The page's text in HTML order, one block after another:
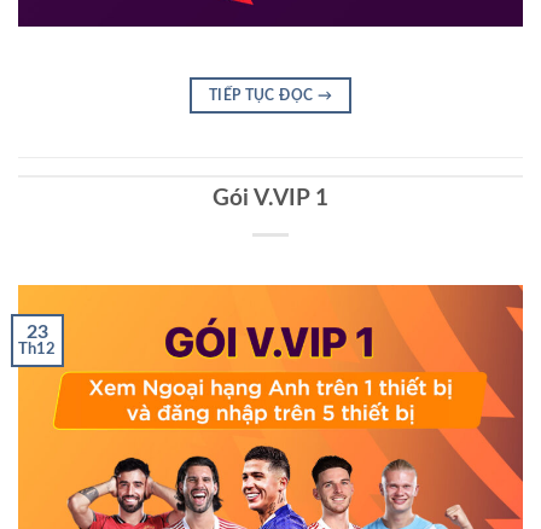
TIẾP TỤC ĐỌC →
Gói V.VIP 1
23
Th12